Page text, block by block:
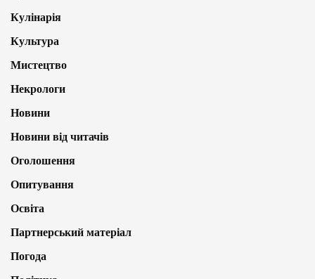
Кулінарія
Культура
Мистецтво
Некрологи
Новини
Новини від читачів
Оголошення
Опитування
Освіта
Партнерський матеріал
Погода